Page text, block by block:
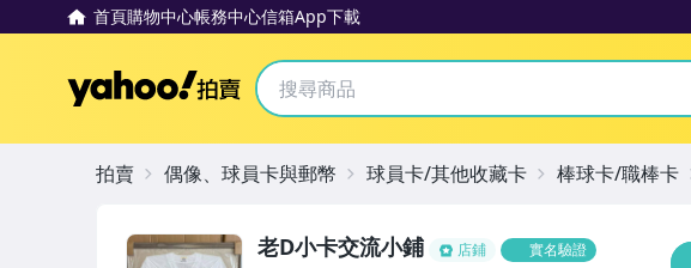
首頁購物中心帳務中心信箱App下載
Yahoo拍賣
老D小卡交流小鋪 店鋪 實名驗證
拍賣 偶像、球員卡與郵幣 球員卡/其他收藏卡 棒球卡/職棒卡